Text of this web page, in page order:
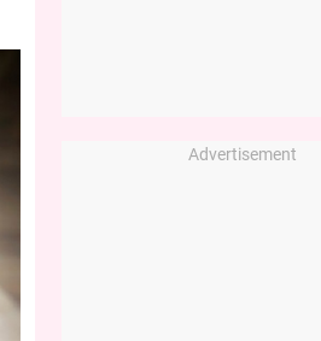
Advertisement